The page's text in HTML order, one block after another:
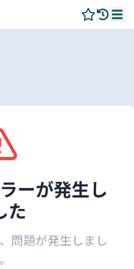
ーが発生し
た
問題が発生しまし